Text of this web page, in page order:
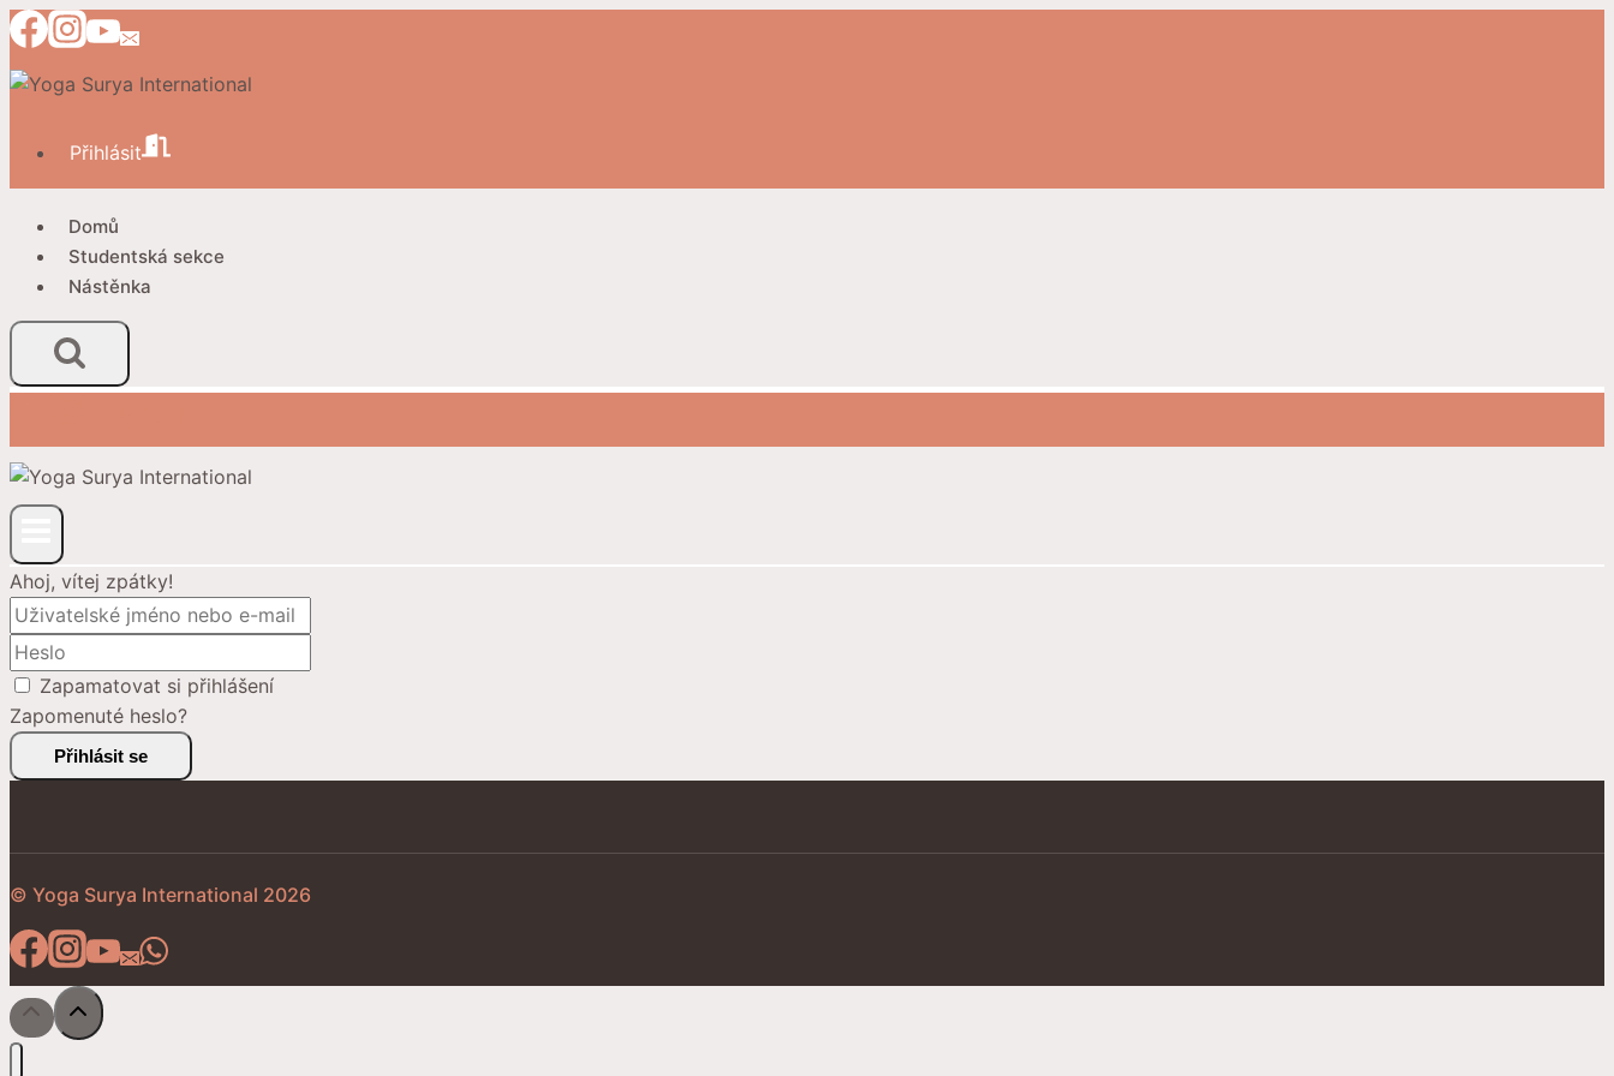
Přeskočit
na
obsah
Přihlásit
Domů
Studentská sekce
Nástěnka
Ahoj, vítej zpátky!
Zapamatovat si přihlášení
Zapomenuté heslo?
Přihlásit se
© Yoga Surya International 2026